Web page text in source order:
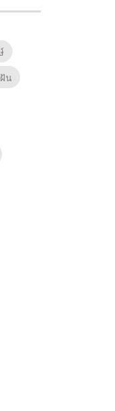
น